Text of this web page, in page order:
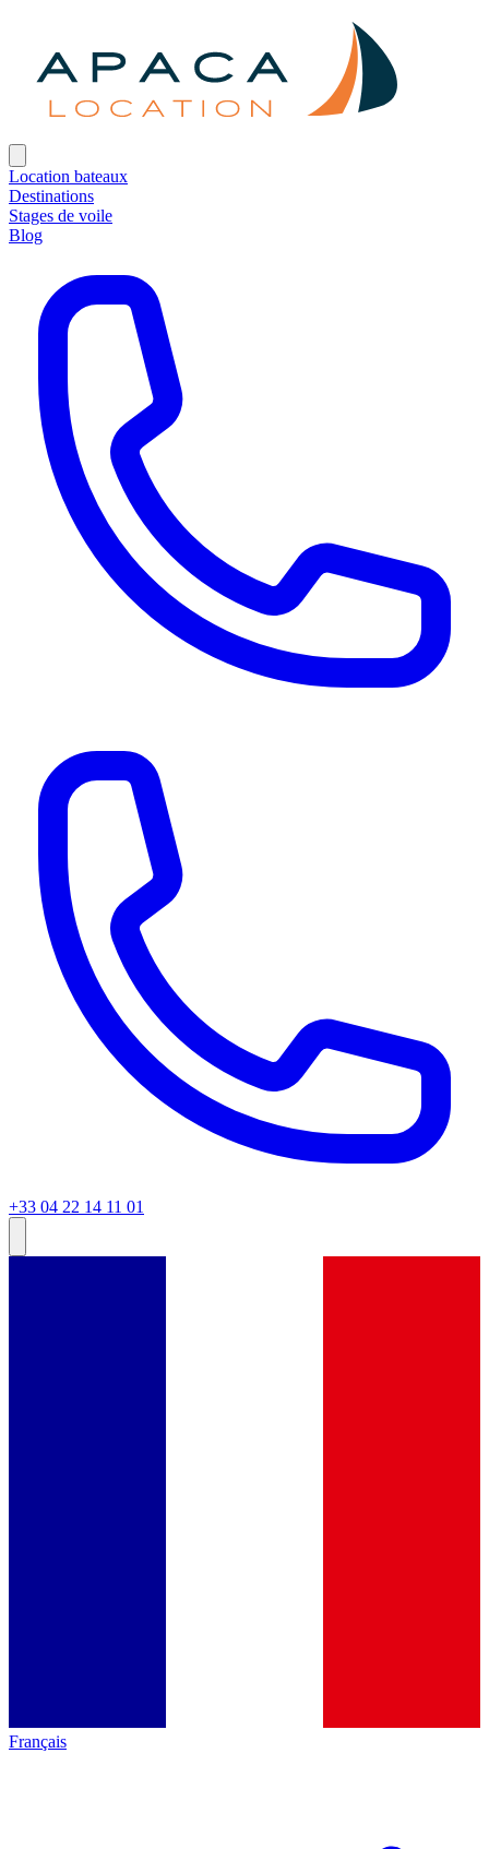
Location bateaux
Destinations
Stages de voile
Blog
+33 04 22 14 11 01
Français